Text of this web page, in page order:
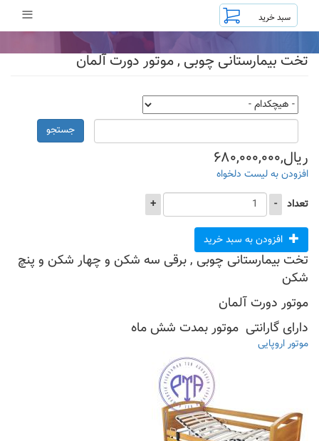
محتوای
≡
تخت بیمارستانی چوبی , موتور دورت آلمان
جستجو
ریال,۶۸۰,۰۰۰,۰۰۰
افزودن به لیست دلخواه
تعداد
-
+
افزودن به سبد خرید
تخت بیمارستانی چوبی , برقی سه شکن و چهار شکن و پنچ
شکن
موتور دورت آلمان
دارای گارانتی موتور بمدت شش ماه
موتور اروپایی